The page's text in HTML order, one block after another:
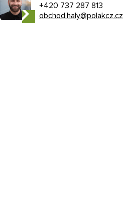
+420 737 287 813
obchod.haly@polakcz.cz